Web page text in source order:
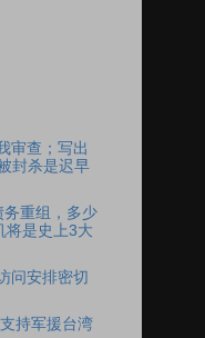
审查；写出
封杀是迟早
重组，多少
将是史上3大
问安排密切
持军援台湾